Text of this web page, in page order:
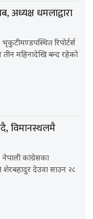
अध्यक्ष धमलाद्वारा
रिपोर्टर्स
महिनादेखि बन्द रहेको
विमानस्थलमै
नेपाली कांग्रेसका
शेरबहादुर देउवा साउन २८